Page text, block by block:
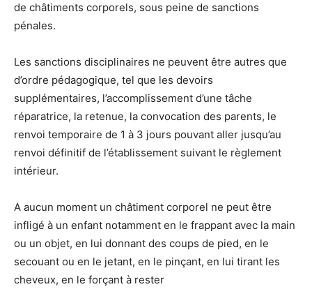
de châtiments corporels, sous peine de sanctions
pénales.
Les sanctions disciplinaires ne peuvent être autres que
d’ordre pédagogique, tel que les devoirs
supplémentaires, l’accomplissement d’une tâche
réparatrice, la retenue, la convocation des parents, le
renvoi temporaire de 1 à 3 jours pouvant aller jusqu’au
renvoi définitif de l’établissement suivant le règlement
intérieur.
A aucun moment un châtiment corporel ne peut être
infligé à un enfant notamment en le frappant avec la main
ou un objet, en lui donnant des coups de pied, en le
secouant ou en le jetant, en le pinçant, en lui tirant les
cheveux, en le forçant à rester